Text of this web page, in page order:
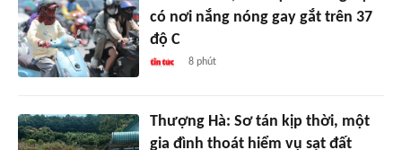
có nơi nắng nóng gay gắt trên 37
độ C
8 phút
Thượng Hà: Sơ tán kịp thời, một
gia đình thoát hiểm vụ sạt đất